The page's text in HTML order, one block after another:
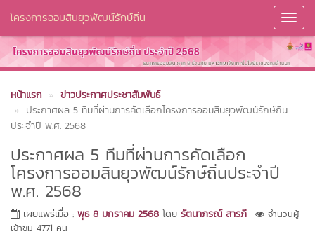
โครงการออมสินยุวพัฒน์รักษ์ถิ่น
หน้าแรก
ข่าวประกาศประชาสัมพันธ์
ประกาศผล 5 ทีมที่ผ่านการคัดเลือกโครงการออมสินยุวพัฒน์รักษ์ถิ่น
ประจำปี พ.ศ. 2568
ประกาศผล 5 ทีมที่ผ่านการคัดเลือก
โครงการออมสินยุวพัฒน์รักษ์ถิ่นประจำปี
พ.ศ. 2568
เผยแพร่เมื่อ : พุธ 8 มกราคม 2568 โดย รัตนาภรณ์ สารภี
จำนวนผู้
เข้าชม 4771 คน